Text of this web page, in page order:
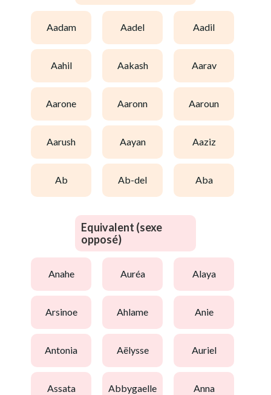
aadam aadel aadil
aahil aakash aarav
aarone aaronn aaroun
aarush aayan aaziz
ab ab-del aba
Equivalent (sexe
opposé)
anahe auréa alaya
arsinoe ahlame anie
antonia aëlysse auriel
assata abbygaelle anna